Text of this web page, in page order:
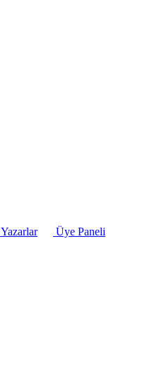
Yazarlar
Üye Paneli